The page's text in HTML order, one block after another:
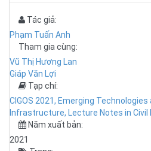
Tác giả:
Phạm Tuấn Anh
Tham gia cùng:
Vũ Thị Hương Lan
Giáp Văn Lợi
Tạp chí:
CIGOS 2021, Emerging
Infrastructure, Lecture Notes in Civil
Năm xuất bản:
2021